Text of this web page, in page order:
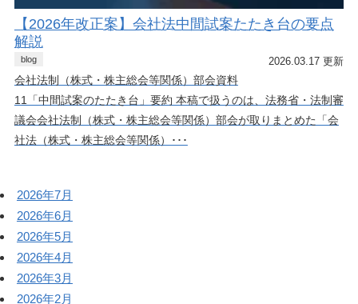
【2026年改正案】会社法中間試案たたき台の要点
解説
blog 2026.03.17 更新
会社法制（株式・株主総会等関係）部会資料
11「中間試案のたたき台」要約 本稿で扱うのは、法務省・法制審
議会会社法制（株式・株主総会等関係）部会が取りまとめた「会
社法（株式・株主総会等関係）･･･
2026年7月
2026年6月
2026年5月
2026年4月
2026年3月
2026年2月